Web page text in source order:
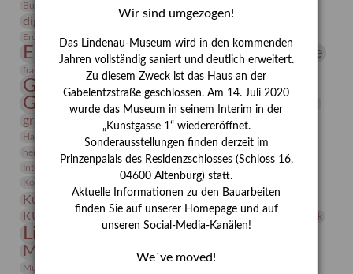
Burg Posterstein
digitallabor Entartete Kunst
Enteignung
Erdmann Julius Dietrich
Erlebnisportal estrusker Exlibris
Expressionismus Festrede Florenz Fotografie
frauen Frauen in der Antike und heute
Gerhard-Altenbourg-Preis
Gerhard Altenbourg
Gerhard Kurt Müller
grafische sammlung griechische Mythologie
Hanns-Conon von der Gabelentz Heinrich Kirchhoff Heldinnen
herman de vries Humboldt
Insekten
Integriertes Schädlingsmanagement
Jahresempfang
Jubiläum
Kolosseum
Kooperationsausstellung Korkmodelle Kunst
Kunstmuseum Kunstvermittlung
KUNSTWAND Künstler Künstlerin Lehmbruck
Lindenau-Museum
Museumsgeschichte Museumsnacht
Museumspädagogik
Wir sind umgezogen!
Das Lindenau-Museum wird in den kommenden
Jahren vollständig saniert und deutlich erweitert.
Zu diesem Zweck ist das Haus an der
Gabelentzstraße geschlossen. Am 14. Juli 2020
wurde das Museum in seinem Interim in der
„Kunstgasse 1“ wiedereröffnet.
Sonderausstellungen finden derzeit im
Prinzenpalais des Residenzschlosses (Schloss 16,
04600 Altenburg) statt.
Aktuelle Informationen zu den Bauarbeiten
finden Sie auf unserer Homepage und auf
unseren Social-Media-Kanälen!
We´ve moved!